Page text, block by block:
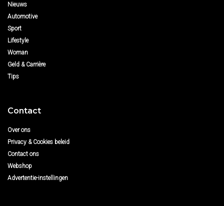
Nieuws
Automotive
Sport
Lifestyle
Woman
Geld & Carrière
Tips
Contact
Over ons
Privacy & Cookies beleid
Contact ons
Webshop
Advertentie-instellingen